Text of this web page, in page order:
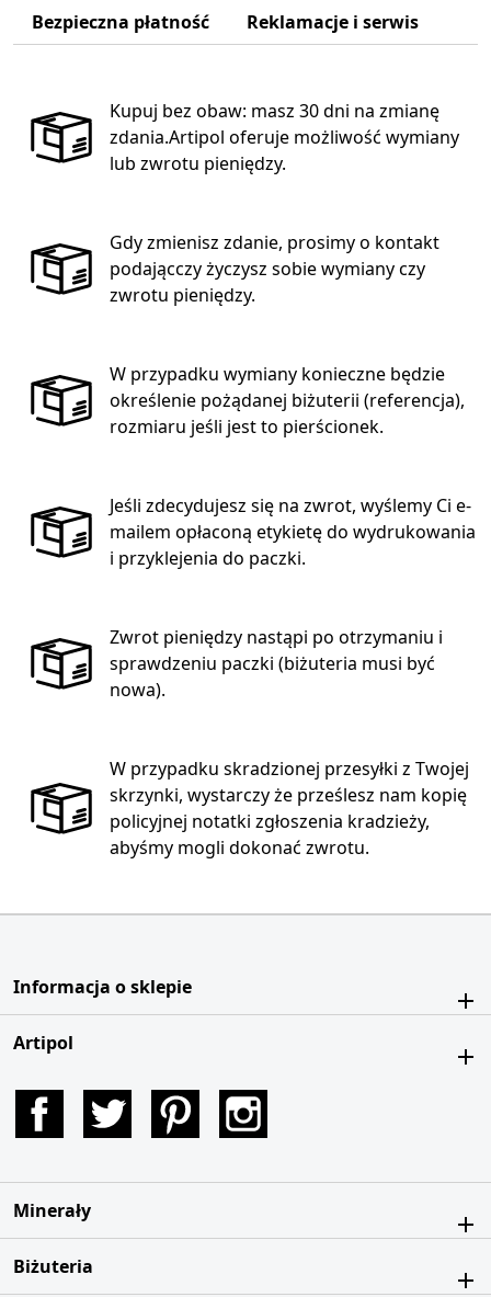
Bezpieczna płatność
Reklamacje i serwis
Kupuj bez obaw: masz 30 dni na zmianę
zdania.Artipol oferuje możliwość wymiany
lub zwrotu pieniędzy.
Gdy zmienisz zdanie, prosimy o kontakt
podającczy życzysz sobie wymiany czy
zwrotu pieniędzy.
W przypadku wymiany konieczne będzie
określenie pożądanej biżuterii (referencja),
rozmiaru jeśli jest to pierścionek.
Jeśli zdecydujesz się na zwrot, wyślemy Ci e-
mailem opłaconą etykietę do wydrukowania
i przyklejenia do paczki.
Zwrot pieniędzy nastąpi po otrzymaniu i
sprawdzeniu paczki (biżuteria musi być
nowa).
W przypadku skradzionej przesyłki z Twojej
skrzynki, wystarczy że prześlesz nam kopię
policyjnej notatki zgłoszenia kradzieży,
abyśmy mogli dokonać zwrotu.
Informacja o sklepie
Artipol
Facebook Twitter Pinterest
Minerały
Biżuteria